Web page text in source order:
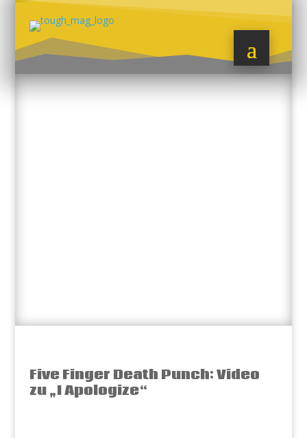
Five Finger Death Punch: Video
zu „I Apologize“